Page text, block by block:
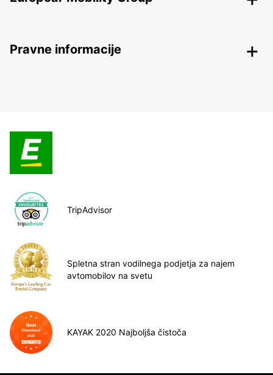
Pravne informacije
TripAdvisor
Spletna stran vodilnega podjetja za najem
avtomobilov na svetu
KAYAK 2020 Najboljša čistoča